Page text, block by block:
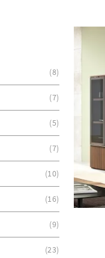
8
7
5
7
10
16
9
23